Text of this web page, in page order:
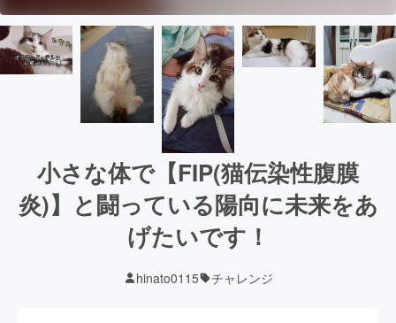
小さな体で【FIP(猫伝染性腹膜
炎)】と闘っている陽向に未来をあ
げたいです！
hinato0115 チャレンジ